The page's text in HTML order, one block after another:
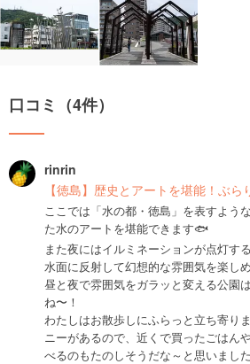
口コミ（4件）
rinrin
【徳島】歴史とアートを堪能！ぶら
ここでは「水の都・徳島」を表すよう
た水のアートを堪能できます🐟
また夜にはイルミネーションが点灯す
水面に反射して幻想的な雰囲気を楽し
昼と夜で雰囲気をガラッと変える公園
ね〜！
わたしはお散歩しにふらっと立ち寄り
ニーがあるので、近くで買ったごはん
べるのもたのしそうだな～と思いまし